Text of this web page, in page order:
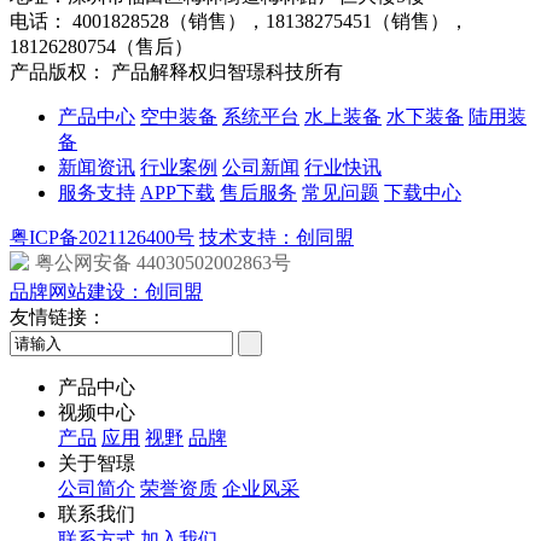
电话： 4001828528（销售），18138275451（销售），
18126280754（售后）
产品版权： 产品解释权归智璟科技所有
产品中心 空中装备 系统平台 水上装备 水下装备 陆用装
备
新闻资讯 行业案例 公司新闻 行业快讯
服务支持 APP下载 售后服务 常见问题 下载中心
粤ICP备2021126400号 技术支持：创同盟
粤公网安备 44030502002863号
品牌网站建设：创同盟
友情链接：
产品中心
视频中心
产品 应用 视野 品牌
关于智璟
公司简介 荣誉资质 企业风采
联系我们